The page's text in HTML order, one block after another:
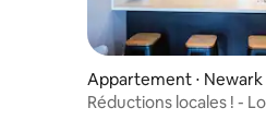
Appartement ⋅ Newark
Réductions locales ! -